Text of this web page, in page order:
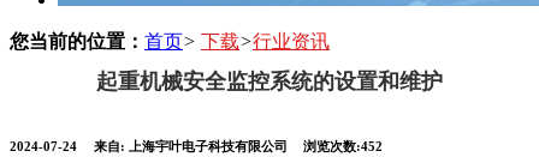
您当前的位置： 首页> 下载>行业资讯
起重机械安全监控系统的设置和维护
2024-07-24 来自: 上海宇叶电子科技有限公司 浏览次数:452